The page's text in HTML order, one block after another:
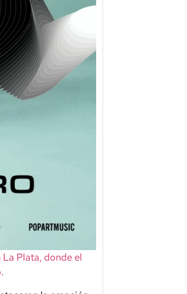
Plata, donde el